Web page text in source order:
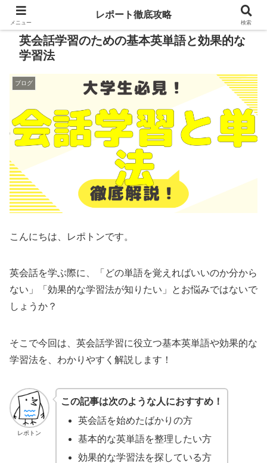
英会話学習のための基本英単語と効果的な
学習法
ブログ
こんにちは、レポトンです。
英会話を学ぶ際に、「どの単語を覚えればいいのか分から
ない」「効果的な学習法が知りたい」とお悩みではないで
しょうか？
そこで今回は、英会話学習に役立つ基本英単語や効果的な
学習法を、わかりやすく解説します！
レポトン
この記事は次のような人におすすめ！
英会話を始めたばかりの方
基本的な英単語を整理したい方
効果的な学習法を探している方
メニュー
レポート徹底攻略
検索